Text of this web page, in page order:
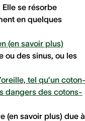
Elle se résorbe
en quelques
(en savoir plus)
ou des sinus, ou les
tel qu’un
dangers des cotons-
(en savoir plus) due à